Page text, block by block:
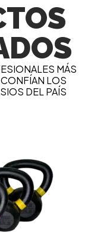
MÁS
LOS
DEL PAÍS